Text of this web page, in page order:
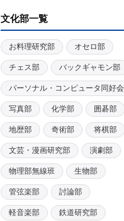
文化部一覧
お料理研究部 オセロ部
チェス部 バックギャモン部
パーソナル・コンピュータ同好会
写真部 化学部 囲碁部
地歴部 奇術部 将棋部
文芸・漫画研究部 演劇部
物理部無線班 生物部
管弦楽部 討論部
軽音楽部 鉄道研究部